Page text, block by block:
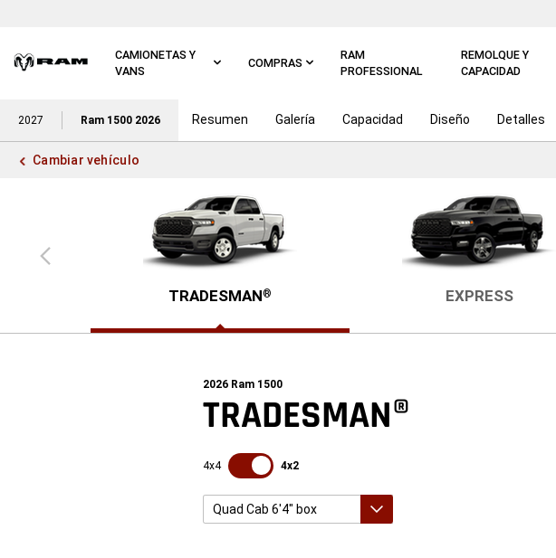
CAMIONETAS Y
VANS
COMPRAS
RAM
PROFESSIONAL
REMOLQUE Y
CAPACIDAD
2027 Ram 1500 2026 Resumen Galería Capacidad Diseño Detalles
Cambiar vehículo
Vista
anterior
TRADESMAN® EXPRESS
2026 Ram 1500
TRADESMAN®
4x4 SDPToggle
4x2
Quad Cab 6'4" box
Crew Cab 5'7" box
Crew Cab 6'4" box
Quad Cab 6'4" box